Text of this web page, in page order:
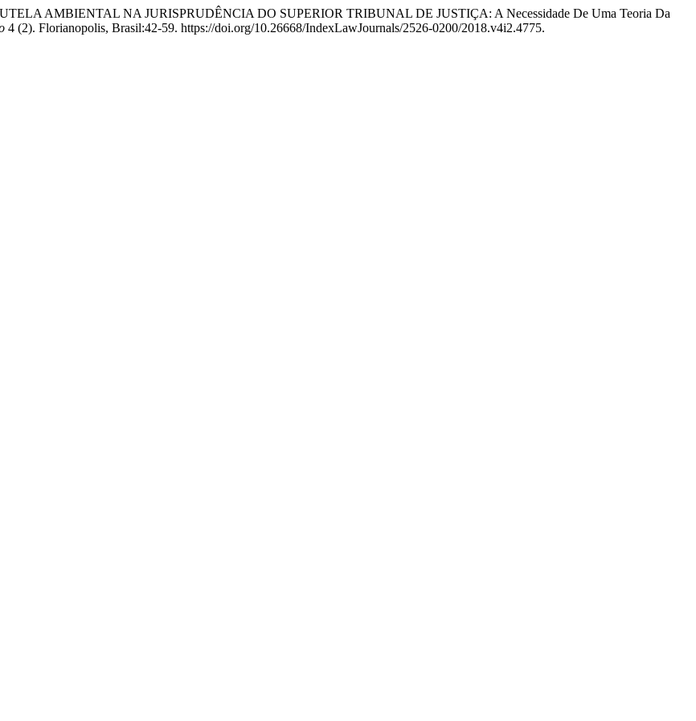
AMBIENTAL NA JURISPRUDÊNCIA DO SUPERIOR TRIBUNAL DE JUSTIÇA: A Necessidade De Uma Teoria Da
4 (2). Florianopolis, Brasil:42-59. https://doi.org/10.26668/IndexLawJournals/2526-0200/2018.v4i2.4775.